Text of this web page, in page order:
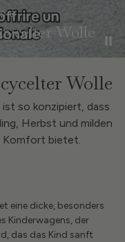
Wolle
Wolle
so konzipiert, dass
Herbst und milden
Komfort bietet.
eine dicke, besonders
Kinderwagens, der
das das Kind sanft